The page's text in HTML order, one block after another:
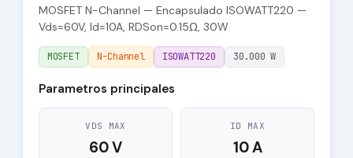
MOSFET N-Channel — Encapsulado ISOWATT220 —
Vds=60V, Id=10A, RDSon=0.15Ω, 30W
MOSFET N-Channel ISOWATT220 30.000 W
Parametros principales
VDS MAX
60 V
ID MAX
10 A